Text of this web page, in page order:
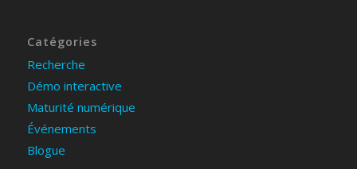
Catégories
Recherche
Démo interactive
Maturité numérique
Événements
Blogue